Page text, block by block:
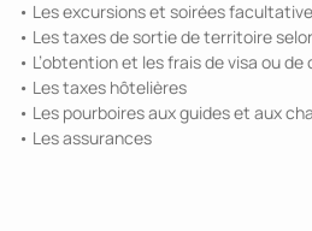
• Les excursions et soirées
• Les taxes de sortie de territoire
• L’obtention et les frais de visa ou
• Les taxes hôtelières
• Les pourboires aux guides et aux
• Les assurances